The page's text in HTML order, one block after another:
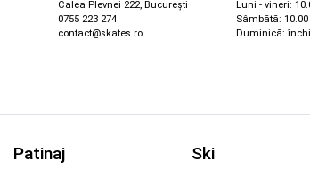
Calea Plevnei 222, București
0755 223 274
contact@skates.ro
Luni - vineri:
Sâmbătă: 10.00
Duminică:
Patinaj Ski